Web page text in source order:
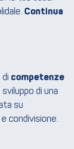
di competenze
sviluppo di una
su
condivisione.